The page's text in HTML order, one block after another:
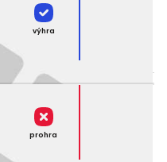
výhra
prohra